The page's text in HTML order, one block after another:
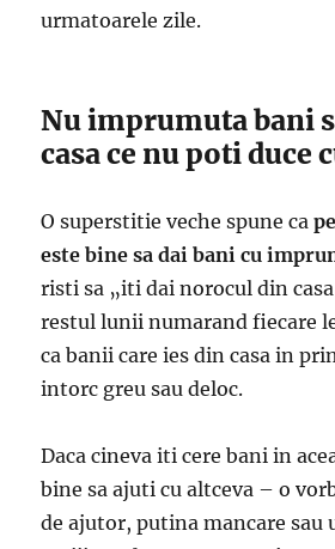
urmatoarele zile.
Nu imprumuta bani
casa ce nu poti duce
O superstitie veche spune ca
este bine sa dai bani cu
risti sa „iti dai norocul din
restul lunii numarand fiecare
ca banii care ies din casa in
intorc greu sau deloc.
Daca cineva iti cere bani in
bine sa ajuti cu altceva – o
de ajutor, putina mancare sau